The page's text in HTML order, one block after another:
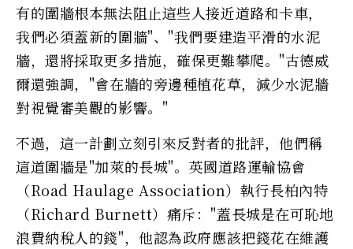
有的圍牆根本無法阻止這些人接近道路和卡車，
我們必須蓋新的圍牆"、"我們要建造平滑的水泥
牆，還將採取更多措施，確保更難攀爬。"古德威
爾還強調，"會在牆的旁邊種植花草，減少水泥牆
對視覺審美觀的影響。"
不過，這一計劃立刻引來反對者的批評，他們稱
這道圍牆是"加萊的長城"。英國道路運輸協會
（Road Haulage Association）執行長柏內特
（Richard Burnett）痛斥："蓋長城是在可恥地
浪費納稅人的錢"，他認為政府應該把錢花在維護